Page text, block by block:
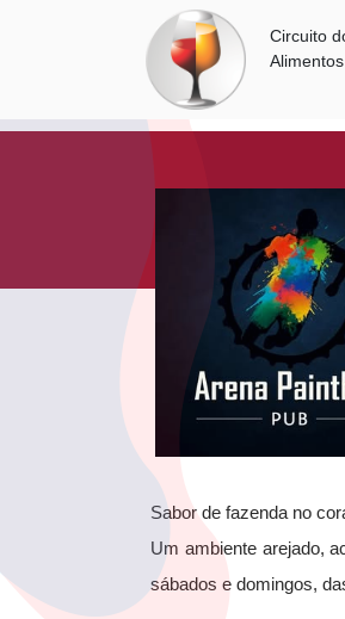
Circuito
Sabor de fazenda no
Um ambiente arejado,
sábados e domingos,